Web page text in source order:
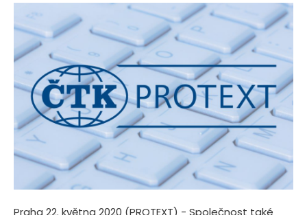
Praha 22. května 2020 (PROTEXT) - Společnost také